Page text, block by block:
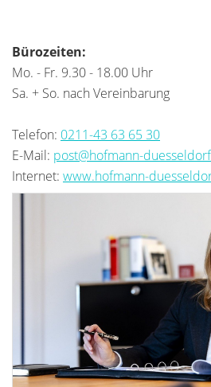
Bürozeiten:
Mo. - Fr. 9.30 - 18.00 Uhr
Sa. + So. nach Vereinbarung
Telefon: 0211-43 63 65 30
E-Mail: post@hofmann-
Internet: www.hofmann-